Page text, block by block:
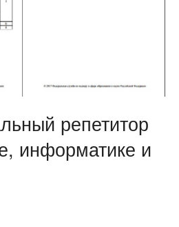
репетитор
информатике и